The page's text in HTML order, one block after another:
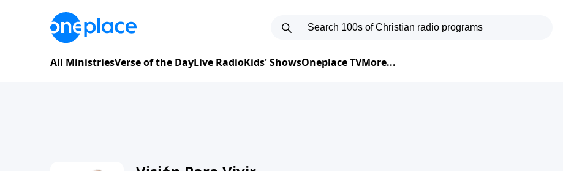
All MinistriesVerse of the DayLive RadioKids' ShowsOneplace TVMore...